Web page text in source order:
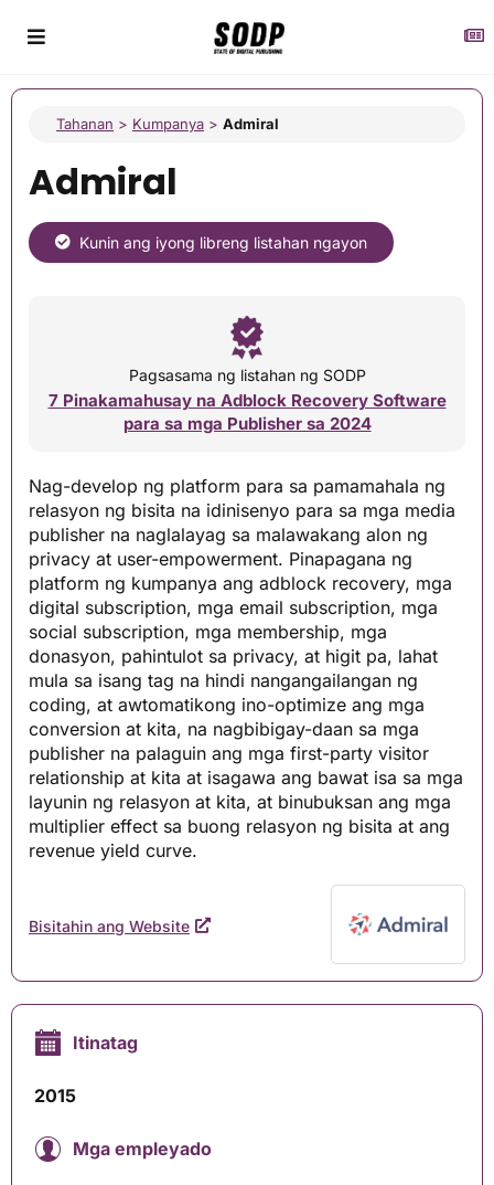
Tahanan > Kumpanya > Admiral
Admiral
Kunin ang iyong libreng listahan ngayon
Pagsasama ng listahan ng SODP
7 Pinakamahusay na Adblock Recovery Software
para sa mga Publisher sa 2024
Nag-develop ng platform para sa pamamahala ng
relasyon ng bisita na idinisenyo para sa mga media
publisher na naglalayag sa malawakang alon ng
privacy at user-empowerment. Pinapagana ng
platform ng kumpanya ang adblock recovery, mga
digital subscription, mga email subscription, mga
social subscription, mga membership, mga
donasyon, pahintulot sa privacy, at higit pa, lahat
mula sa isang tag na hindi nangangailangan ng
coding, at awtomatikong ino-optimize ang mga
conversion at kita, na nagbibigay-daan sa mga
publisher na palaguin ang mga first-party visitor
relationship at kita at isagawa ang bawat isa sa mga
layunin ng relasyon at kita, at binubuksan ang mga
multiplier effect sa buong relasyon ng bisita at ang
revenue yield curve.
Bisitahin ang Website
Itinatag
2015
Mga empleyado